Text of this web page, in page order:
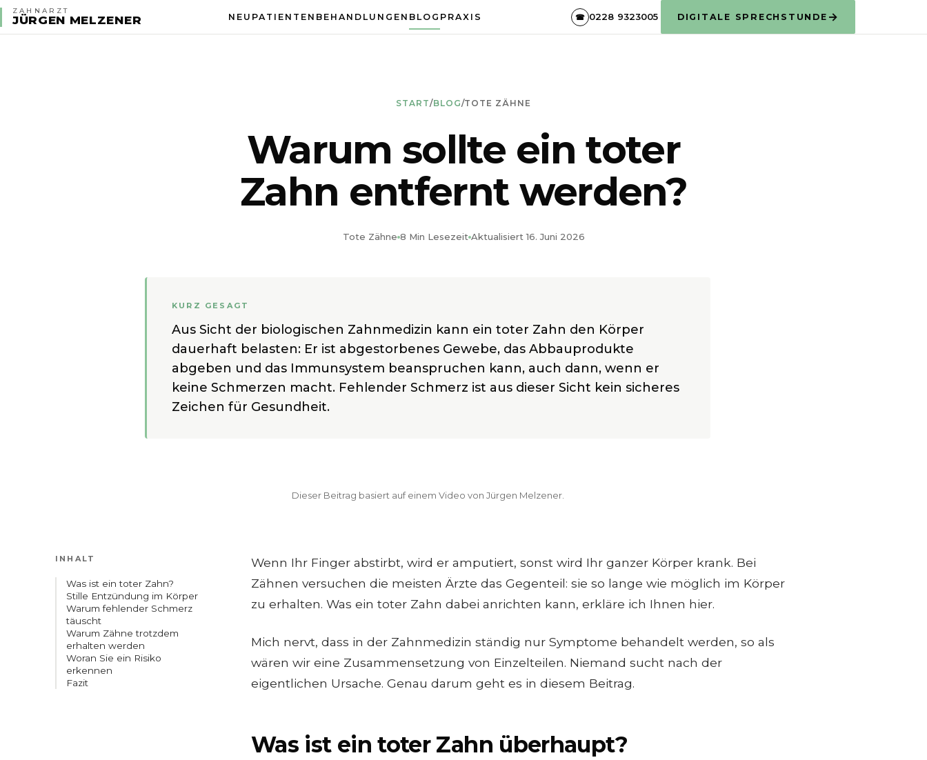
ZAHNARZT
JÜRGEN MELZENER NEUPATIENTEN BEHANDLUNGEN BLOG PRAXIS ☎ 0228 9323005 DIGITALE SPRECHSTUNDE →
START/BLOG/TOTE ZÄHNE
Warum sollte ein toter
Zahn entfernt werden?
Tote Zähne 8 Min Lesezeit Aktualisiert 16. Juni 2026
KURZ GESAGT
Aus Sicht der biologischen Zahnmedizin kann ein toter Zahn den Körper
dauerhaft belasten: Er ist abgestorbenes Gewebe, das Abbauprodukte
abgeben und das Immunsystem beanspruchen kann, auch dann, wenn er
keine Schmerzen macht. Fehlender Schmerz ist aus dieser Sicht kein sicheres
Zeichen für Gesundheit.
Dieser Beitrag basiert auf einem Video von Jürgen Melzener.
INHALT
Was ist ein toter Zahn?
Stille Entzündung im Körper
Warum fehlender Schmerz
täuscht
Warum Zähne trotzdem
erhalten werden
Woran Sie ein Risiko
erkennen
Fazit
Wenn Ihr Finger abstirbt, wird er amputiert, sonst wird Ihr ganzer Körper krank. Bei
Zähnen versuchen die meisten Ärzte das Gegenteil: sie so lange wie möglich im Körper
zu erhalten. Was ein toter Zahn dabei anrichten kann, erkläre ich Ihnen hier.
Mich nervt, dass in der Zahnmedizin ständig nur Symptome behandelt werden, so als
wären wir eine Zusammensetzung von Einzelteilen. Niemand sucht nach der
eigentlichen Ursache. Genau darum geht es in diesem Beitrag.
Was ist ein toter Zahn überhaupt?